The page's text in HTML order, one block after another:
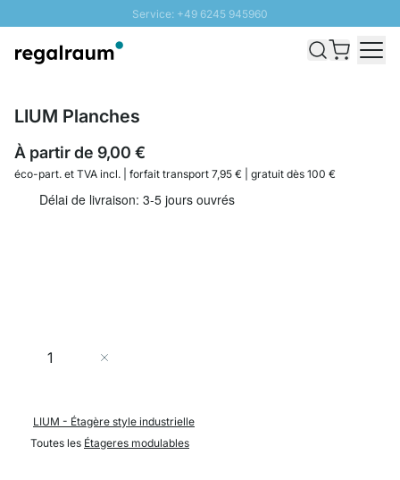
Service: +49 6245 945960
Livraison rapide - Livraison gratuite dès 100€
LIUM Planches
À partir de 9,00 €
éco-part. et TVA incl. | forfait transport 7,95 € | gratuit dès 100 €
Délai de livraison: 3-5 jours ouvrés
Quantité
LIUM - Étagère style industrielle
Toutes les Étageres modulables